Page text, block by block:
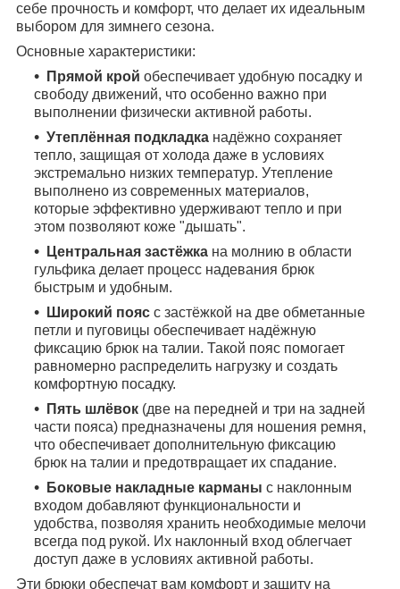
себе прочность и комфорт, что делает их идеальным
выбором для зимнего сезона.
Основные характеристики:
Прямой крой обеспечивает удобную посадку и
свободу движений, что особенно важно при
выполнении физически активной работы.
Утеплённая подкладка надёжно сохраняет
тепло, защищая от холода даже в условиях
экстремально низких температур. Утепление
выполнено из современных материалов,
которые эффективно удерживают тепло и при
этом позволяют коже "дышать".
Центральная застёжка на молнию в области
гульфика делает процесс надевания брюк
быстрым и удобным.
Широкий пояс с застёжкой на две обметанные
петли и пуговицы обеспечивает надёжную
фиксацию брюк на талии. Такой пояс помогает
равномерно распределить нагрузку и создать
комфортную посадку.
Пять шлёвок (две на передней и три на задней
части пояса) предназначены для ношения ремня,
что обеспечивает дополнительную фиксацию
брюк на талии и предотвращает их спадание.
Боковые накладные карманы с наклонным
входом добавляют функциональности и
удобства, позволяя хранить необходимые мелочи
всегда под рукой. Их наклонный вход облегчает
доступ даже в условиях активной работы.
Эти брюки обеспечат вам комфорт и защиту на